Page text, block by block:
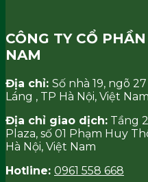
CÔNG TY CỔ
NAM
Địa chỉ: Số nhà 19, ngõ
Láng , TP Hà Nội, Việt Nam
Địa chỉ giao dịch: Tầng
Plaza, số 01 Phạm Huy
Hà Nội, Việt Nam
Hotline: 0961 558 668